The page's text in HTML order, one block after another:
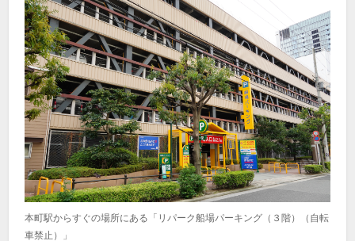
本町駅からすぐの場所にある「リパーク船場パーキング（３階）（自転
車禁止）」